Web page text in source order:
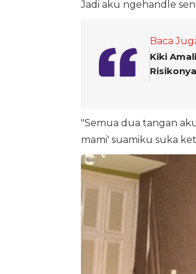
Jadi aku ngehandle
Baca
Kiki
"Semua dua tangan
mami' suamiku suka